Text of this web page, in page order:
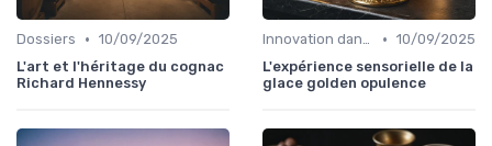
Dossiers • 10/09/2025
L'art et l'héritage du cognac
Richard Hennessy
Innovation dans la food • 10/09/2025
L'expérience sensorielle de la
glace golden opulence